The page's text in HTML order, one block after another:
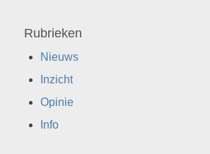
Rubrieken
Nieuws
Inzicht
Opinie
Info